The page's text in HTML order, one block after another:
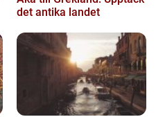
det antika landet